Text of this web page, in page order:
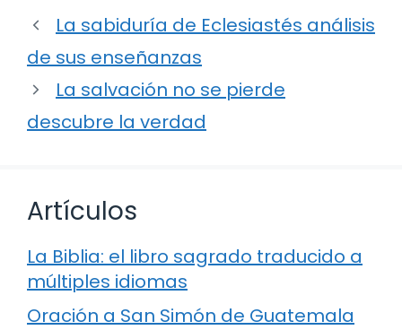
La sabiduría de Eclesiastés análisis
de sus enseñanzas
La salvación no se pierde
descubre la verdad
Artículos
La Biblia: el libro sagrado traducido a
múltiples idiomas
Oración a San Simón de Guatemala